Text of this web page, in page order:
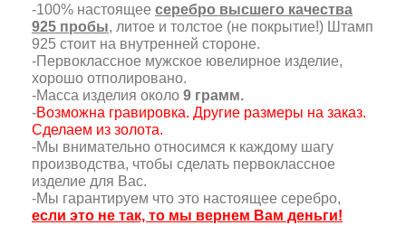
-100% настоящее серебро высшего качества
925 пробы, литое и толстое (не покрытие!) Штамп
925 стоит на внутренней стороне.
-Первоклассное мужское ювелирное изделие,
хорошо отполировано.
-Масса изделия около 9 грамм.
-Возможна гравировка. Другие размеры на заказ.
Сделаем из золота.
-Мы внимательно относимся к каждому шагу
производства, чтобы сделать первоклассное
изделие для Вас.
-Мы гарантируем что это настоящее серебро,
если это не так, то мы вернем Вам деньги!